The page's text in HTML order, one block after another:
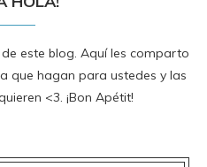
este blog. Aquí les comparto
que hagan para ustedes y las
<3. ¡Bon Apétit!